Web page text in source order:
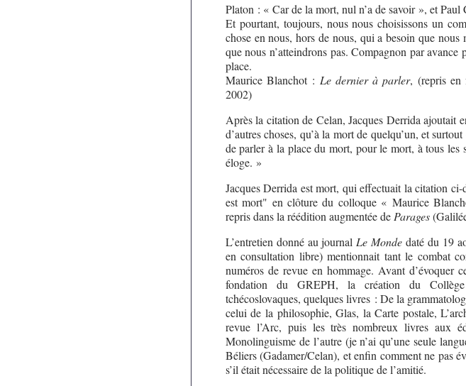
Platon : « Car de la mort, nul n’a de savoir », et
Et pourtant, toujours, nous nous choisissons un
chose en nous, hors de nous, qui a besoin que
que nous n’atteindrons pas. Compagnon par
place.
Maurice Blanchot : Le dernier à parler, (repris en
2002)
Après la citation de Celan, Jacques Derrida
d’autres choses, qu’à la mort de quelqu’un, et
de parler à la place du mort, pour le mort, à tous
éloge. »
Jacques Derrida est mort, qui effectuait la citation
est mort" en clôture du colloque « Maurice
repris dans la réédition augmentée de Parages
L’entretien donné au journal Le Monde daté du 19
en consultation libre) mentionnait tant le combat
numéros de revue en hommage. Avant d’évoquer
fondation du GREPH, la création du
tchécoslovaques, quelques livres : De la
celui de la philosophie, Glas, la Carte postale,
revue l’Arc, puis les très nombreux livres aux
Monolinguisme de l’autre (je n’ai qu’une seule
Béliers (Gadamer/Celan), et enfin comment ne pas
s’il était nécessaire de la politique de l’amitié.